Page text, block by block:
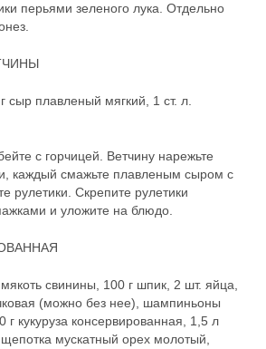
перьями зеленого лука. Отдельно
сыр плавленый мягкий, 1 ст. л.
с горчицей. Ветчину нарежьте
каждый смажьте плавленым сыром с
рулетики. Скрепите рулетики
и уложите на блюдо.
свинины, 100 г шпик, 2 шт. яйца,
(можно без нее), шампиньоны
кукуруза консервированная, 1,5 л
мускатный орех молотый,